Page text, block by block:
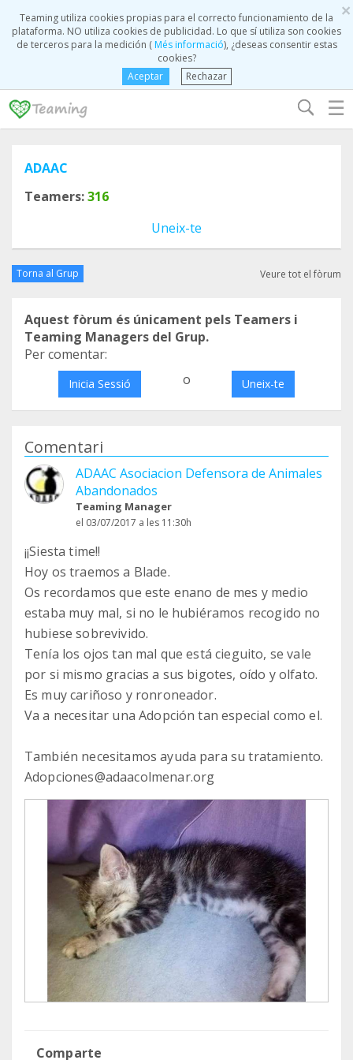
×
Teaming utiliza cookies propias para el correcto funcionamiento de la
plataforma. NO utiliza cookies de publicidad. Lo que sí utiliza son cookies
de terceros para la medición (Més informació), ¿deseas consentir estas
cookies?
Aceptar
Rechazar
☰
ADAAC
Teamers:316
Uneix-te
Torna al Grup Veure tot el fòrum
Aquest fòrum és únicament pels Teamers i
Teaming Managers del Grup.
Per comentar:
Inicia Sessió o Uneix-te
Comentari
ADAAC Asociacion Defensora de Animales
Abandonados
Teaming Manager
el 03/07/2017 a les 11:30h
¡¡Siesta time!!
Hoy os traemos a Blade.
Os recordamos que este enano de mes y medio
estaba muy mal, si no le hubiéramos recogido no
hubiese sobrevivido.
Tenía los ojos tan mal que está cieguito, se vale
por si mismo gracias a sus bigotes, oído y olfato.
Es muy cariñoso y ronroneador.
Va a necesitar una Adopción tan especial como el.
También necesitamos ayuda para su tratamiento.
Adopciones@adaacolmenar.org
Comparte